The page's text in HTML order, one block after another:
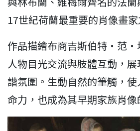
17世紀荷蘭最重要的肖像畫家
作品描繪布商吉斯伯特・范
人物目光交流與肢體互動，
諧氛圍。生動自然的筆觸，
命力，也成為其早期家族肖像